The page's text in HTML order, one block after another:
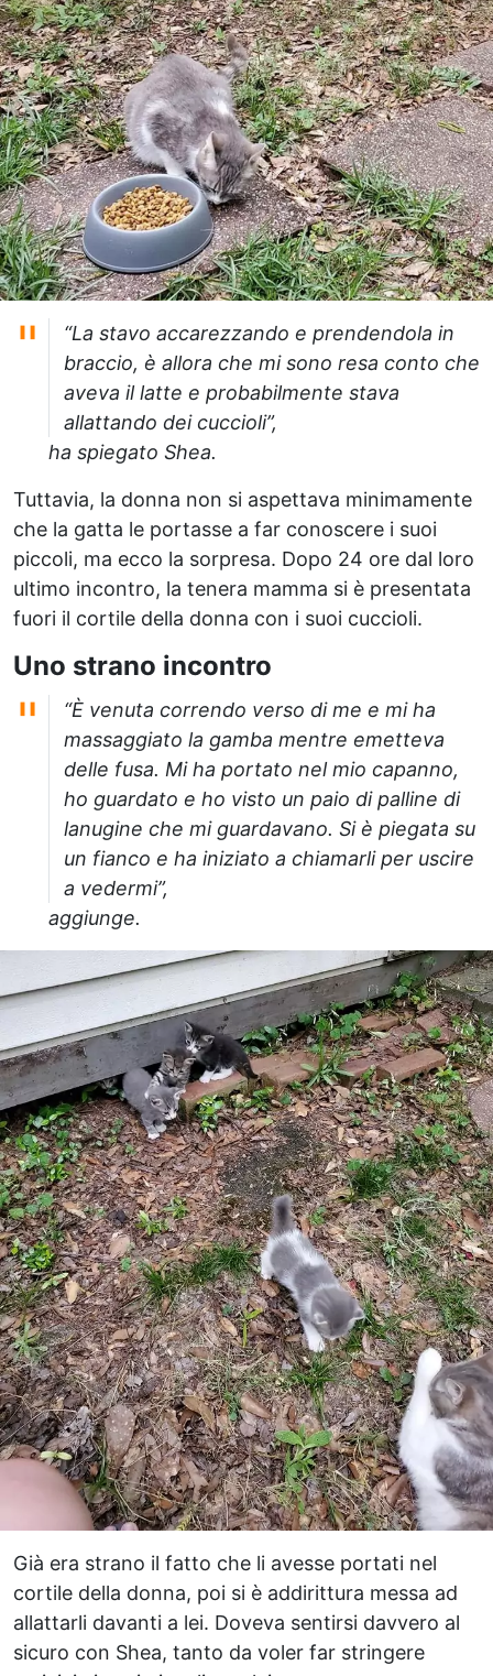
“La stavo accarezzando e prendendola in
braccio, è allora che mi sono resa conto che
aveva il latte e probabilmente stava
allattando dei cuccioli”,
ha spiegato Shea.
Tuttavia, la donna non si aspettava minimamente
che la gatta le portasse a far conoscere i suoi
piccoli, ma ecco la sorpresa. Dopo 24 ore dal loro
ultimo incontro, la tenera mamma si è presentata
fuori il cortile della donna con i suoi cuccioli.
Uno strano incontro
“È venuta correndo verso di me e mi ha
massaggiato la gamba mentre emetteva
delle fusa. Mi ha portato nel mio capanno,
ho guardato e ho visto un paio di palline di
lanugine che mi guardavano. Si è piegata su
un fianco e ha iniziato a chiamarli per uscire
a vedermi”,
aggiunge.
Già era strano il fatto che li avesse portati nel
cortile della donna, poi si è addirittura messa ad
allattarli davanti a lei. Doveva sentirsi davvero al
sicuro con Shea, tanto da voler far stringere